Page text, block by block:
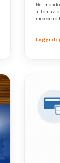
Nel
a peso a
Leggi di